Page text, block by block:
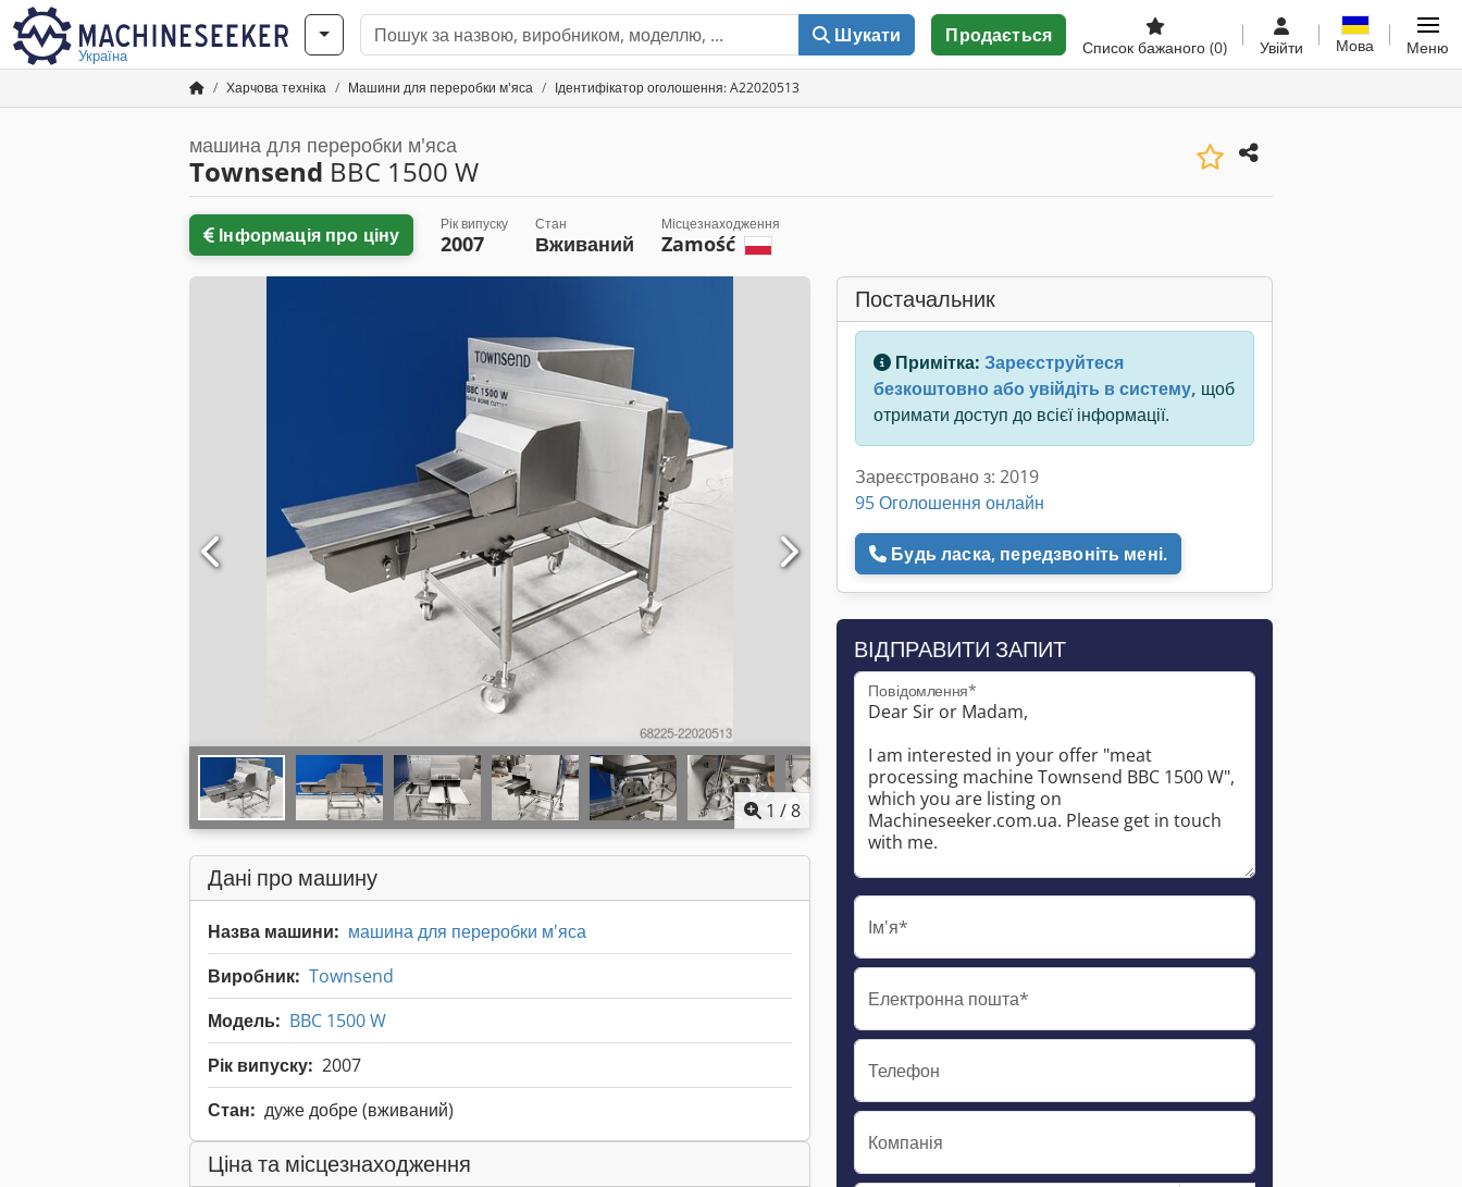
Україна
Шукати Продається
Список бажаного (0) Увійти Мова Меню
Харчова техніка Машини для переробки м'яса Ідентифікатор оголошення: A22020513
машина для переробки м'яса
Townsend BBC 1500 W
Інформація про ціну Рік випуску
2007
Стан
Вживаний
Місцезнаходження
Zamość
1 /8
Дані про машину
Назва машини: машина для переробки м'яса
Виробник: Townsend
Модель: BBC 1500 W
Рік випуску: 2007
Стан: дуже добре (вживаний)
Ціна та місцезнаходження
Постачальник
Примітка: Зареєструйтеся
безкоштовно або увійдіть в систему, щоб
отримати доступ до всієї інформації.
Зареєстровано з: 2019
95 Оголошення онлайн
Будь ласка, передзвоніть мені.
ВІДПРАВИТИ ЗАПИТ
Повідомлення*
Ім'я*
Електронна пошта*
Телефон
Компанія